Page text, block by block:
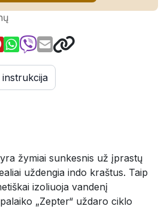
žymiai sunkesnis už įprastų
uždengia indo kraštus. Taip
izoliuoja vandenį
„Zepter“ uždaro ciklo